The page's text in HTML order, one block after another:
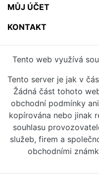
MŮJ ÚČET
KONTAKT
Tento web využívá
Tento server je jak v
Žádná část tohoto
obchodní podmínky
kopírována nebo jinak
souhlasu
služeb, firem a
obchodními